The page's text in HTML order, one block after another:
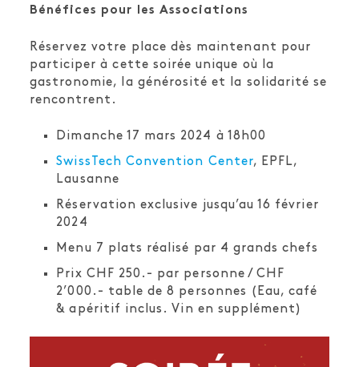
Bénéfices pour les Associations
Réservez votre place dès maintenant pour
participer à cette soirée unique où la
gastronomie, la générosité et la solidarité se
rencontrent.
Dimanche 17 mars 2024 à 18h00
SwissTech Convention Center, EPFL,
Lausanne
Réservation exclusive jusqu’au 16 février
2024
Menu 7 plats réalisé par 4 grands chefs
Prix CHF 250.- par personne / CHF
2’000.- table de 8 personnes (Eau, café
& apéritif inclus. Vin en supplément)